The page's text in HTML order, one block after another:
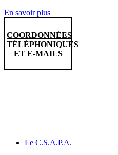
En savoir plus
COORDONNÉES
TÉLÉPHONIQUES
ET E-MAILS
Le C.S.A.P.A.